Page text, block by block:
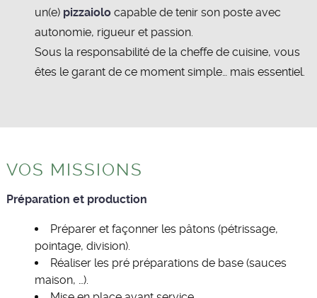
un(e) pizzaiolocapable de tenir son poste avec
autonomie, rigueur et passion.
Sous la responsabilité de la cheffe de cuisine, vous
êtes le garant de ce moment simple… mais essentiel.
VOS MISSIONS
Préparation et production
Préparer et façonner les pâtons (pétrissage,
pointage, division).
Réaliser les pré préparations de base (sauces
maison, …).